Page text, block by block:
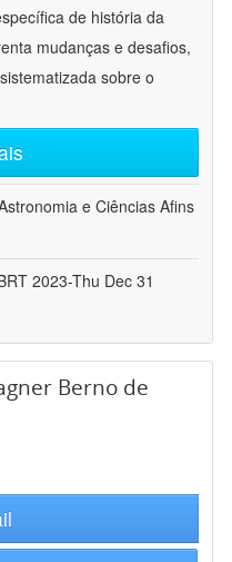
de história da
mudanças e desafios,
sobre o
e Ciências Afins
2023-Thu Dec 31
Berno de